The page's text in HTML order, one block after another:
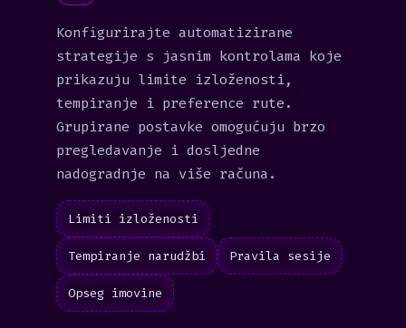
Konfigurirajte automatizirane
strategije s jasnim kontrolama koje
prikazuju limite izloženosti,
tempiranje i preference rute.
Grupirane postavke omogućuju brzo
pregledavanje i dosljedne
nadogradnje na više računa.
Limiti izloženosti
Tempiranje narudžbi Pravila sesije
Opseg imovine